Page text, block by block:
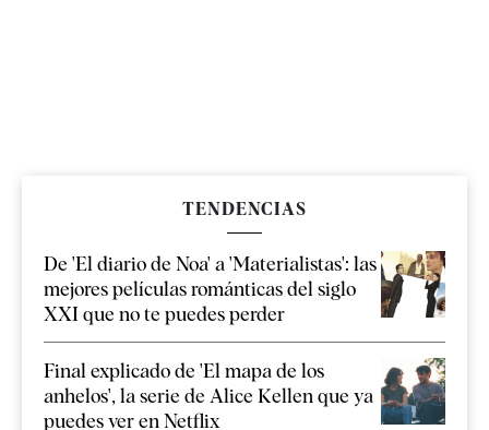
TENDENCIAS
De 'El diario de Noa' a 'Materialistas': las
mejores películas románticas del siglo
XXI que no te puedes perder
Final explicado de 'El mapa de los
anhelos', la serie de Alice Kellen que ya
puedes ver en Netflix